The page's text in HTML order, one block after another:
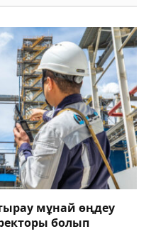
мұнай өңдеу
болып